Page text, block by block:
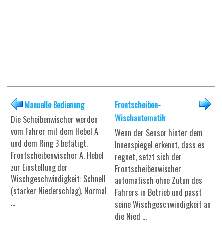
Manuelle Bedienung
Die Scheibenwischer werden
vom Fahrer mit dem Hebel A
und dem Ring B betätigt.
Frontscheibenwischer A. Hebel
zur Einstellung der
Wischgeschwindigkeit: Schnell
(starker Niederschlag), Normal
...
Frontscheiben-
Wischautomatik
Wenn der Sensor hinter dem
Innenspiegel erkennt, dass es
regnet, setzt sich der
Frontscheibenwischer
automatisch ohne Zutun des
Fahrers in Betrieb und passt
seine Wischgeschwindigkeit an
die Nied ...